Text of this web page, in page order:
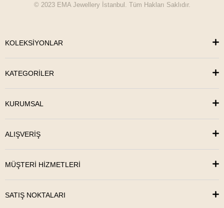
© 2023 EMA Jewellery İstanbul. Tüm Hakları Saklıdır.
KOLEKSİYONLAR
KATEGORİLER
KURUMSAL
ALIŞVERİŞ
MÜŞTERİ HİZMETLERİ
SATIŞ NOKTALARI